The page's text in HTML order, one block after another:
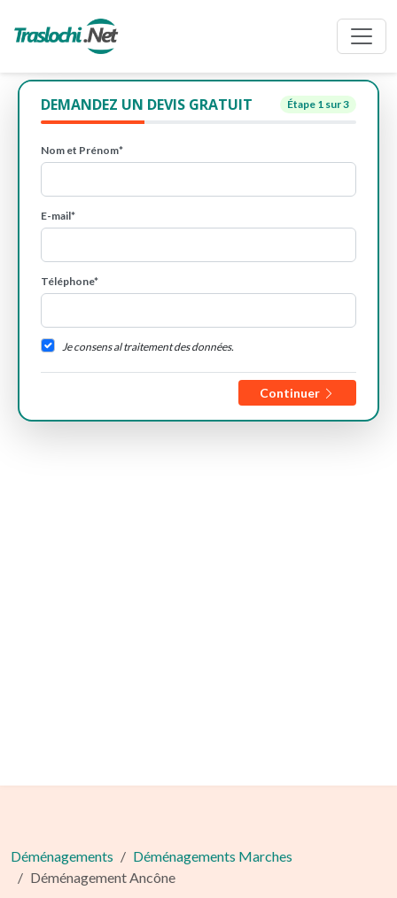
DEMANDEZ UN DEVIS GRATUIT Étape 1 sur 3
Nom et Prénom*
E-mail*
Téléphone*
Je consens al traitement des données.
Continuer
Déménagements
Déménagements Marches
Déménagement Ancône